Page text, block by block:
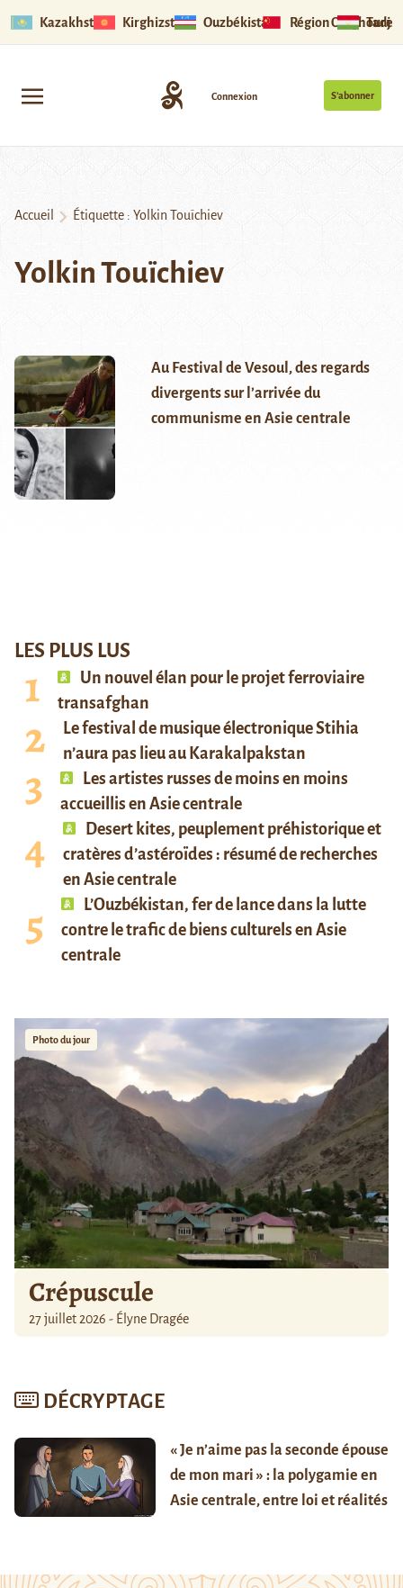
Kazakhstan Kirghizstan Ouzbékistan Région Ouïghoure
S’abonner
Connexion
Accueil Étiquette : Yolkin Touïchiev
Yolkin Touïchiev
Au Festival de Vesoul, des regards
divergents sur l’arrivée du
communisme en Asie centrale
LES PLUS LUS
Un nouvel élan pour le projet ferroviaire
transafghan
Le festival de musique électronique Stihia
n’aura pas lieu au Karakalpakstan
Les artistes russes de moins en moins
accueillis en Asie centrale
Desert kites, peuplement préhistorique et
cratères d’astéroïdes : résumé de recherches
en Asie centrale
L’Ouzbékistan, fer de lance dans la lutte
contre le trafic de biens culturels en Asie
centrale
Photo du jour
Crépuscule
27 juillet 2026 - Élyne Dragée
DÉCRYPTAGE
« Je n’aime pas la seconde épouse
de mon mari » : la polygamie en
Asie centrale, entre loi et réalités